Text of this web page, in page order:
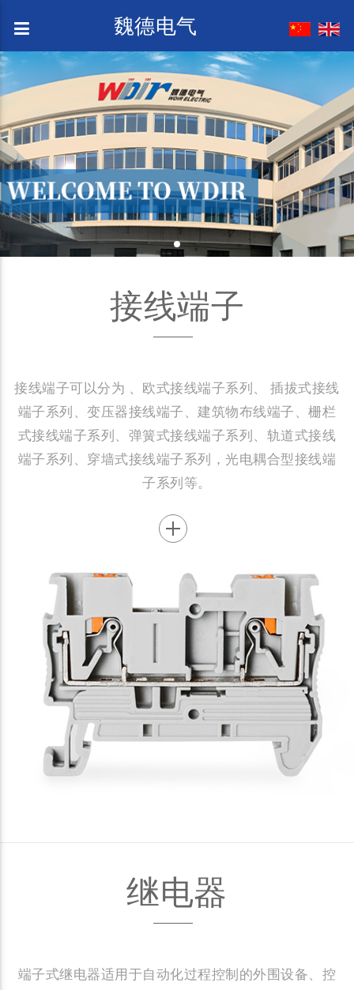
魏德电气
接线端子
接线端子可以分为 、欧式接线端子系列、 插拔式接线
端子系列、变压器接线端子、建筑物布线端子、栅栏
式接线端子系列、弹簧式接线端子系列、轨道式接线
端子系列、穿墙式接线端子系列，光电耦合型接线端
子系列等。
继电器
端子式继电器适用于自动化过程控制的外围设备、控